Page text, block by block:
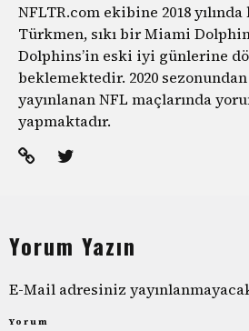
NFLTR.com ekibine 2018 yılında
Türkmen, sıkı bir Miami
Dolphins’in eski iyi günlerine
beklemektedir. 2020
yayınlanan NFL maçlarında
yapmaktadır.
Yorum Yazın
E-Mail adresiniz
Yorum